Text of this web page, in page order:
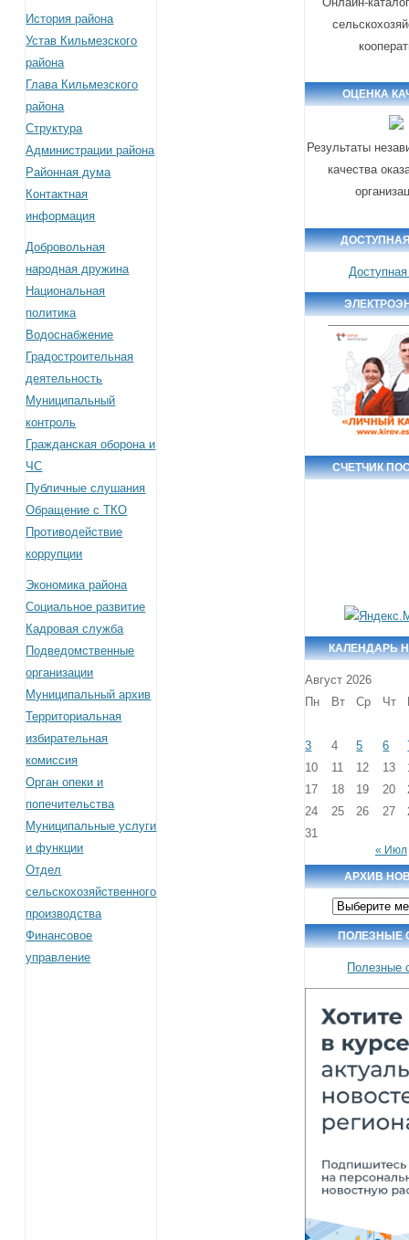
История района
Устав Кильмезского
района
Глава Кильмезского
района
Структура
Администрации района
Районная дума
Контактная
информация
Добровольная
народная дружина
Национальная
политика
Водоснабжение
Градостроительная
деятельность
Муниципальный
контроль
Гражданская оборона и
ЧС
Публичные слушания
Обращение с ТКО
Противодействие
коррупции
Экономика района
Социальное развитие
Кадровая служба
Подведомственные
организации
Муниципальный архив
Территориальная
избирательная
комиссия
Орган опеки и
попечительства
Муниципальные услуги
и функции
Отдел
сельскохозяйственного
производства
Финансовое
управление
ОЦЕНКА
Результаты
качества
СЧЕТЧИК
КАЛЕНДАРЬ
Август 2026
Пн
Вт Ср Чт
3 4 5 6
10
11 12 13
17
18 19 20
24
25 26 27
31
« Июл
АРХИВ
Архив
новостей
ПОЛЕЗНЫЕ
Полезные